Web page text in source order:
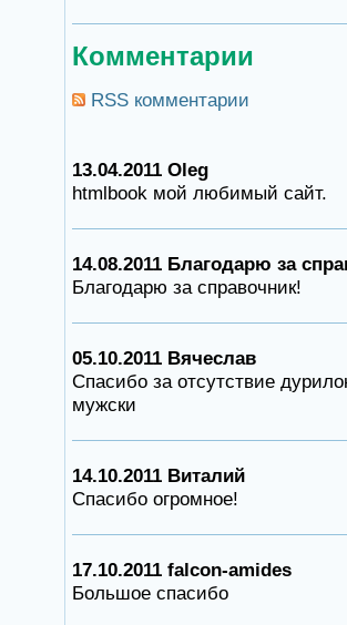
Комментарии
RSS комментарии
13.04.2011 Oleg
htmlbook мой любимый сайт.
14.08.2011 Благодарю за
Благодарю за справочник!
05.10.2011 Вячеслав
Спасибо за отсутствие
мужски
14.10.2011 Виталий
Спасибо огромное!
17.10.2011 falcon-amides
Большое спасибо